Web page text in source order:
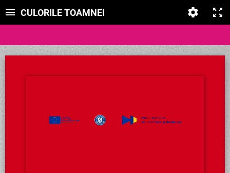
CULORILE TOAMNEI